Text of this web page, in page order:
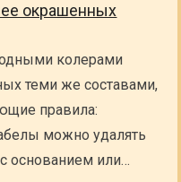
окрашенных
колерами
теми же составами,
правила:
можно удалять
основанием или…